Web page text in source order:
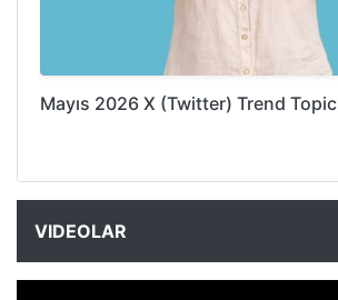
Mayıs 2026 X (Twitter) Trend
VIDEOLAR